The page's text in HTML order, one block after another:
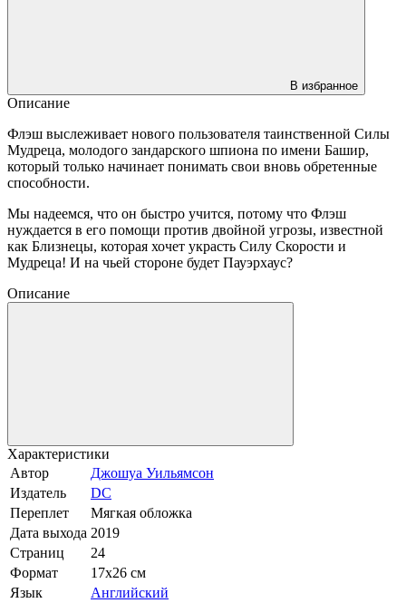
В избранное
Описание
Флэш выслеживает нового пользователя таинственной Силы
Мудреца, молодого зандарского шпиона по имени Башир,
который только начинает понимать свои вновь обретенные
способности.
Мы надеемся, что он быстро учится, потому что Флэш
нуждается в его помощи против двойной угрозы, известной
как Близнецы, которая хочет украсть Силу Скорости и
Мудреца! И на чьей стороне будет Пауэрхаус?
Описание
Характеристики
Автор
Джошуа Уильямсон
Издатель
DC
Переплет
Мягкая обложка
Дата выхода 2019
Страниц
24
Формат
17х26 см
Язык
Английский